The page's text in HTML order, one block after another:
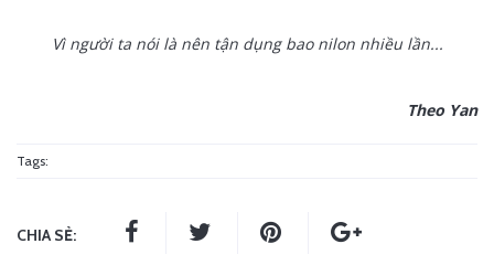
Vì người ta nói là nên tận dụng bao nilon nhiều lần...
Theo Yan
Tags:
CHIA SẺ: